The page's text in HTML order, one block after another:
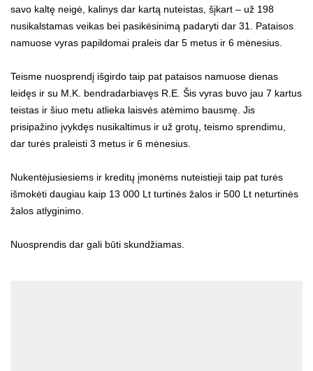
savo kaltę neigė, kalinys dar kartą nuteistas, šįkart – už 198
nusikalstamas veikas bei pasikėsinimą padaryti dar 31. Pataisos
namuose vyras papildomai praleis dar 5 metus ir 6 mėnesius.
Teisme nuosprendį išgirdo taip pat pataisos namuose dienas
leidęs ir su M.K. bendradarbiavęs R.E. Šis vyras buvo jau 7 kartus
teistas ir šiuo metu atlieka laisvės atėmimo bausmę. Jis
prisipažino įvykdęs nusikaltimus ir už grotų, teismo sprendimu,
dar turės praleisti 3 metus ir 6 mėnesius.
Nukentėjusiesiems ir kreditų įmonėms nuteistieji taip pat turės
išmokėti daugiau kaip 13 000 Lt turtinės žalos ir 500 Lt neturtinės
žalos atlyginimo.
Nuosprendis dar gali būti skundžiamas.